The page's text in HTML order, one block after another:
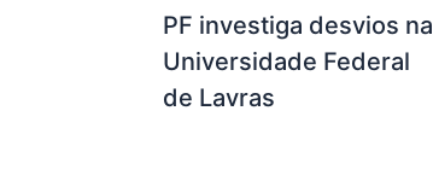
PF investiga desvios na
Universidade Federal
de Lavras